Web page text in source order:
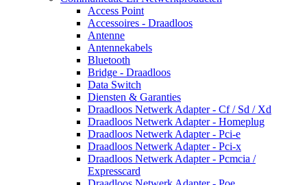
Access Point
Accessoires - Draadloos
Antenne
Antennekabels
Bluetooth
Bridge - Draadloos
Data Switch
Diensten & Garanties
Draadloos Netwerk Adapter - Cf / Sd / Xd
Draadloos Netwerk Adapter - Homeplug
Draadloos Netwerk Adapter - Pci-e
Draadloos Netwerk Adapter - Pci-x
Draadloos Netwerk Adapter - Pcmcia /
Expresscard